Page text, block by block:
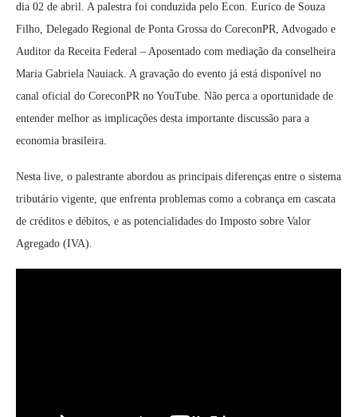
dia 02 de abril. A palestra foi conduzida pelo Econ. Eurico de Souza
Filho, Delegado Regional de Ponta Grossa do CoreconPR, Advogado e
Auditor da Receita Federal – Aposentado com mediação da conselheira
Maria Gabriela Nauiack. A gravação do evento já está disponível no
canal oficial do CoreconPR no YouTube. Não perca a oportunidade de
entender melhor as implicações desta importante discussão para a
economia brasileira.
Nesta live, o palestrante abordou as principais diferenças entre o sistema
tributário vigente, que enfrenta problemas como a cobrança em cascata
de créditos e débitos, e as potencialidades do Imposto sobre Valor
Agregado (IVA).